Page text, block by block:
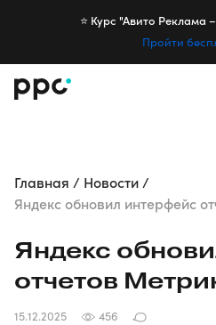
⭐️ Курс "Авито Реклама
Пройти
Главная
Новости
Яндекс обновил интерфейс
Яндекс
отчетов
15.12.2025 456